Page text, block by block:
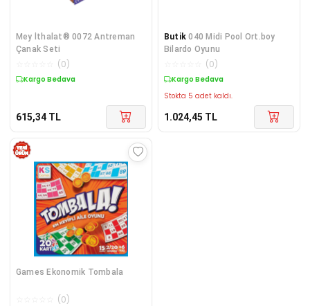
Mey İthalat® 0072 Antreman
Çanak Seti
(0)
Kargo Bedava
615,34 TL
Butik 040 Midi Pool Ort.boy
Bilardo Oyunu
(0)
Kargo Bedava
Stokta 5 adet kaldı.
1.024,45 TL
Games Ekonomik Tombala
(0)